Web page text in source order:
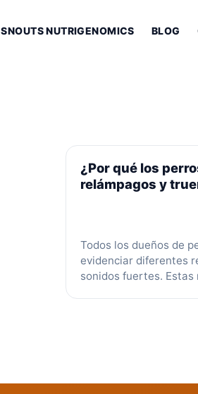
SNOUTS NUTRIGENOMICS BLOG
¿Por qué los
relámpagos y
Todos los dueños de
evidenciar diferentes
sonidos fuertes.